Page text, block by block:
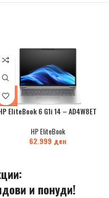
EliteBook 6 G1i 14 – AD4W8ET
HP EliteBook
62.999 ден
и понуди!